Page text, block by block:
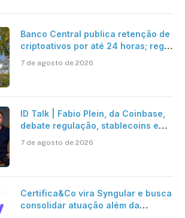
Banco Central publica retenção de
criptoativos por até 24 horas; regra
7 de agosto de 2026
ID Talk | Fabio Plein, da Coinbase,
debate regulação, stablecoins e
7 de agosto de 2026
Certifica&Co vira Syngular e busca
consolidar atuação além da